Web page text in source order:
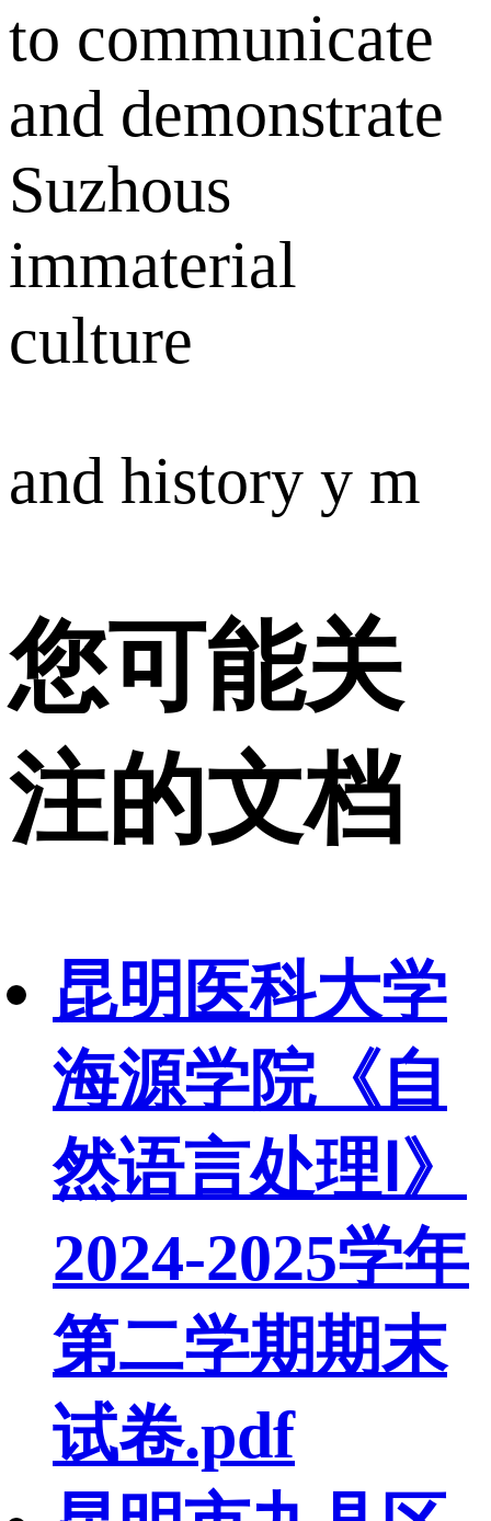
to communicate
and demonstrate
Suzhous
immaterial
culture
and history y m
您可能关
注的文档
昆明医科大学
海源学院《自
然语言处理Ⅰ》
2024-2025学年
第二学期期末
试卷.pdf